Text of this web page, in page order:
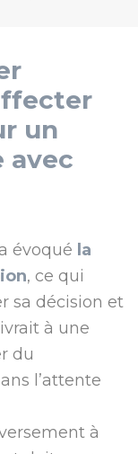
un
avec
évoqué la
, ce qui
sa décision et
à une
du
l’attente
à